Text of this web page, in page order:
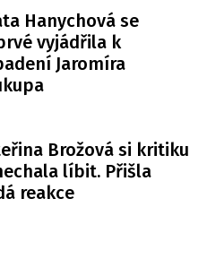
Hanychová se
vyjádřila k
Jaromíra
Brožová si kritiku
líbit. Přišla
reakce